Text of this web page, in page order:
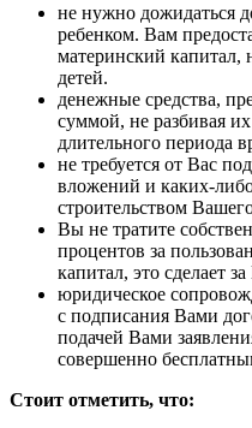
не нужно дожидаться
ребенком. Вам
материнский капитал,
детей.
денежные средства,
суммой, не разбивая
длительного периода
не требуется от Вас
вложений и каких-
строительством
Вы не тратите
процентов за
капитал, это сделает
юридическое
с подписания Вами
подачей Вами
совершенно
Стоит отметить, что: